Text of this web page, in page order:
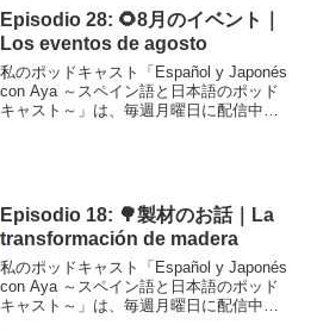
ました。ここだけの話、まだまだ編集...
Episodio 28: 🌻8月のイベント｜
Los eventos de agosto
私のポッドキャスト「Español y Japonés
con Aya ～スペイン語と日本語のポッド
キャスト～」は、毎週月曜日に配信中で
Episodio 18: 🌳製材のお話｜La
transformación de madera
私のポッドキャスト「Español y Japonés
con Aya ～スペイン語と日本語のポッド
キャスト～」は、毎週月曜日に配信中で